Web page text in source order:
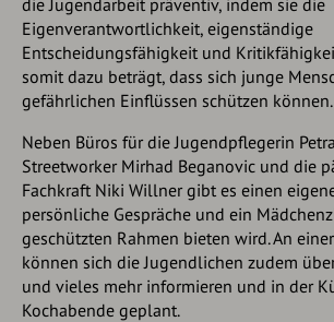
Eigenverantwortlichkeit, eigenständige
Entscheidungsfähigkeit und
somit dazu beträgt, dass sich junge
gefährlichen Einflüssen schützen können.
Neben Büros für die Jugendpflegerin
Streetworker Mirhad Beganovic und die
Fachkraft Niki Willner gibt es einen
persönliche Gespräche und ein
geschützten Rahmen bieten wird. An
können sich die Jugendlichen zudem
und vieles mehr informieren und in der
Kochabende geplant.